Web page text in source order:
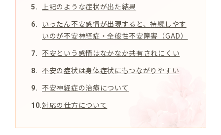
上記のような症状が出た結果
いったん不安感情が出現すると、持続しやす
いのが不安神経症・全般性不安障害（GAD）
不安という感情はなかなか共有されにくい
不安の症状は身体症状にもつながりやすい
不安神経症の治療について
対応の仕方について